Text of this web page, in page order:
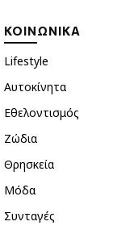
ΚΟΙΝΩΝΙΚΑ
Lifestyle
Αυτοκίνητα
Εθελοντισμός
Ζώδια
Θρησκεία
Μόδα
Συνταγές